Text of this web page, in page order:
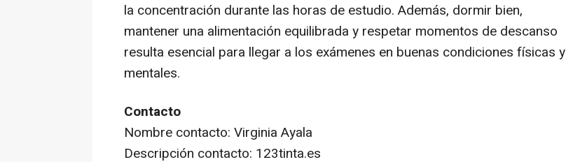
la concentración durante las horas de estudio. Además, dormir bien,
mantener una alimentación equilibrada y respetar momentos de descanso
resulta esencial para llegar a los exámenes en buenas condiciones físicas y
mentales.
Contacto
Nombre contacto: Virginia Ayala
Descripción contacto: 123tinta.es